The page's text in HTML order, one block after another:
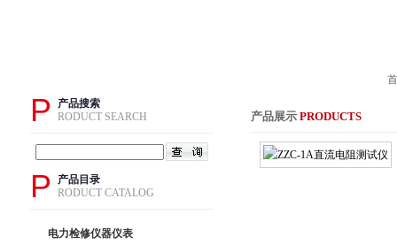
产品展示 PRODUCTS
P
产品搜索
RODUCT SEARCH
P
产品目录
RODUCT CATALOG
电力检修仪器仪表